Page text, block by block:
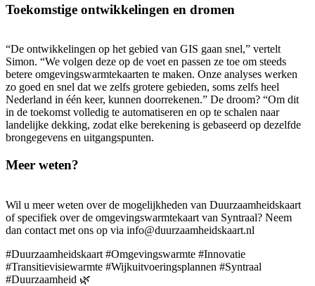
Toekomstige ontwikkelingen en dromen
“De ontwikkelingen op het gebied van GIS gaan snel,” vertelt
Simon. “We volgen deze op de voet en passen ze toe om steeds
betere omgevingswarmtekaarten te maken. Onze analyses werken
zo goed en snel dat we zelfs grotere gebieden, soms zelfs heel
Nederland in één keer, kunnen doorrekenen.” De droom? “Om dit
in de toekomst volledig te automatiseren en op te schalen naar
landelijke dekking, zodat elke berekening is gebaseerd op dezelfde
brongegevens en uitgangspunten.
Meer weten?
Wil u meer weten over de mogelijkheden van Duurzaamheidskaart
of specifiek over de omgevingswarmtekaart van Syntraal? Neem
dan contact met ons op via info@duurzaamheidskaart.nl
#Duurzaamheidskaart #Omgevingswarmte #Innovatie
#Transitievisiewarmte #Wijkuitvoeringsplannen #Syntraal
#Duurzaamheid 🌿